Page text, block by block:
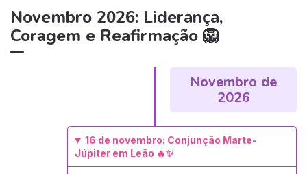
Novembro 2026: Liderança,
Coragem e Reafirmação 🦁
Novembro de
2026
16 de novembro: Conjunção Marte-
Júpiter em Leão 🔥✨